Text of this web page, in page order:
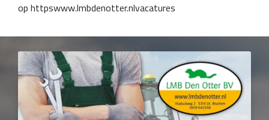
op httpswww.lmbdenotter.nlvacatures